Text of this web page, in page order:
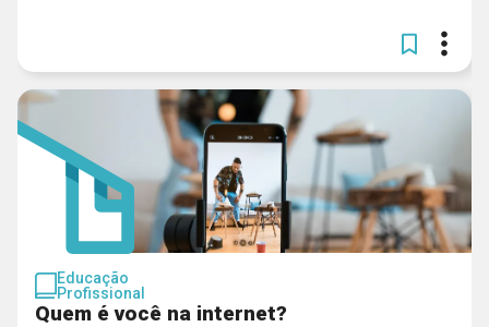
Educação
Profissional
Quem é você na internet?